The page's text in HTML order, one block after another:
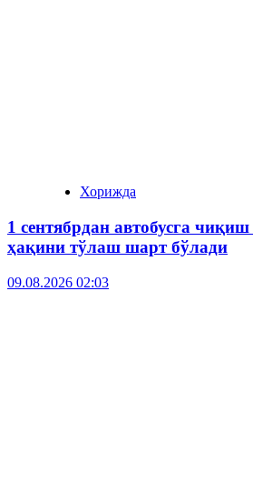
Хорижда
1 сентябрдан автобусга
ҳақини тўлаш шарт бўлади
09.08.2026 02:03